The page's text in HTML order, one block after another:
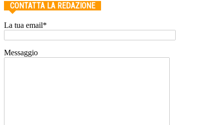
CONTATTA LA REDAZIONE
La tua email*
Messaggio